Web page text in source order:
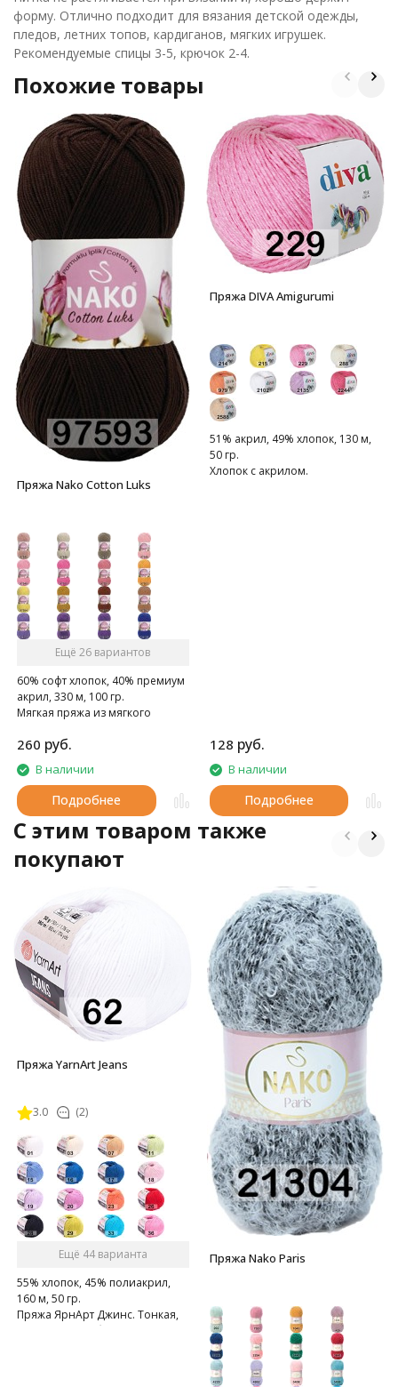
форму. Отлично подходит для вязания детской одежды,
пледов, летних топов, кардиганов, мягких игрушек.
Рекомендуемые спицы 3-5, крючок 2-4.
Похожие товары
Пряжа Nako Cotton Luks
Ещё 26 вариантов
60% софт хлопок, 40% премиум
акрил, 330 м, 100 гр.
Мягкая пряжа из мягкого
акрилом
260 руб.
В наличии
Подробнее
Пряжа DIVA Amigurumi
51% акрил, 49% хлопок, 130 м,
50 гр.
Хлопок с акрилом.
128 руб.
В наличии
Подробнее
C этим товаром также
покупают
Пряжа YarnArt Jeans
3.0 (2)
Ещё 44 варианта
55% хлопок, 45% полиакрил,
160 м, 50 гр.
Пряжа ЯрнАрт Джинс. Тонкая,
мягкая, слегка бархатистая
Пряжа Nako Paris